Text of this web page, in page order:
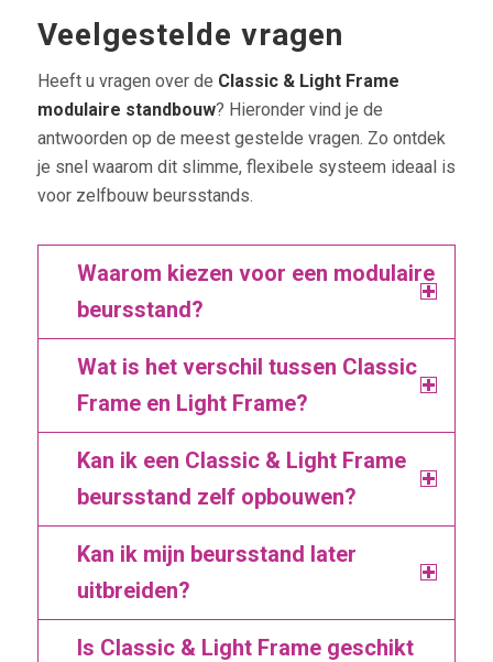
Veelgestelde vragen
Heeft u vragen over de Classic & Light Frame
modulaire standbouw? Hieronder vind je de
antwoorden op de meest gestelde vragen. Zo ontdek
je snel waarom dit slimme, flexibele systeem ideaal is
voor zelfbouw beursstands.
Waarom kiezen voor een modulaire
beursstand?
Wat is het verschil tussen Classic
Frame en Light Frame?
Kan ik een Classic & Light Frame
beursstand zelf opbouwen?
Kan ik mijn beursstand later
uitbreiden?
Is Classic & Light Frame geschikt